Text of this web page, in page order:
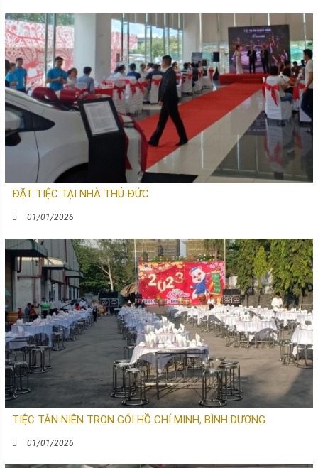
ĐẶT TIỆC TẠI NHÀ THỦ ĐỨC
01/01/2026
TIỆC TÂN NIÊN TRỌN GÓI HỒ CHÍ MINH, BÌNH DƯƠNG
01/01/2026